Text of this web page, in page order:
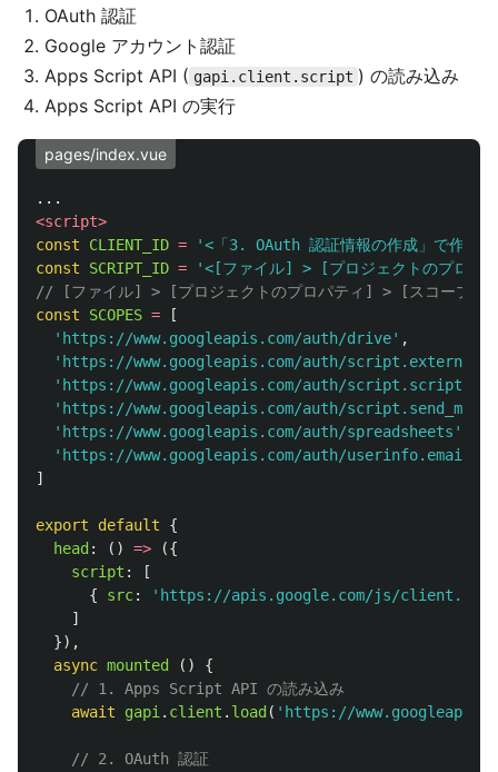
OAuth 認証
Google アカウント認証
Apps Script API ( gapi.client.script ) の読み込み
Apps Script API の実行
pages/index.vue
<script>
const
CLIENT_ID = '<「3. OAuth 認証情報の作成」で作成
const
SCRIPT_ID = '<[ファイル] > [プロジェクトのプロ
// [ファイル] > [プロジェクトのプロパティ] > [スコープ] に
const
SCOPES =
[
' https://www.googleapis.com/auth/drive' ,
' https://www.googleapis.com/auth/
' https://www.googleapis.com/auth/script.scriptapp
' https://www.googleapis.com/auth/script.send_mail
' https://www.googleapis.com/auth/spreadsheets '
' https://www.googleapis.com/auth/userinfo.email
]
export default
{
head : () =>
({
script :
[
{
src: ' https://apis.google.com/js/client.js
]
}),
async mounted ()
{
// 1. Apps Script API の読み込み
await
gapi . client . load ( ' https://
// 2. OAuth 認証